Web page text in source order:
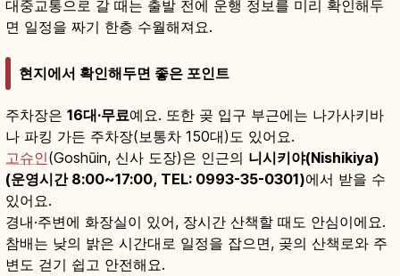
대중교통으로 갈 때는 출발 전에 운행 정보를 미리 확인해두
면 일정을 짜기 한층 수월해져요.
현지에서 확인해두면 좋은 포인트
주차장은 16대·무료예요. 또한 곶 입구 부근에는 나가사키바
나 파킹 가든 주차장(보통차 150대)도 있어요.
고슈인(Goshūin, 신사 도장)은 인근의 니시키야(Nishikiya)
(운영시간 8:00~17:00, TEL: 0993-35-0301)에서 받을 수
있어요.
경내·주변에 화장실이 있어, 장시간 산책할 때도 안심이에요.
참배는 낮의 밝은 시간대로 일정을 잡으면, 곶의 산책로와 주
변도 걷기 쉽고 안전해요.